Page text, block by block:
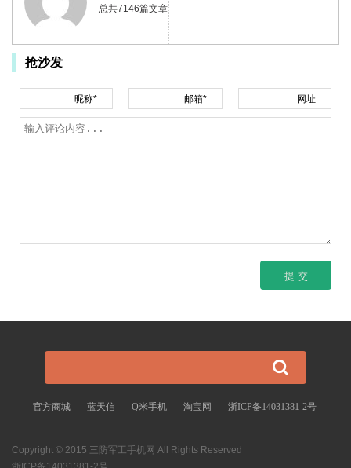
总共7146篇文章
抢沙发
昵称* 邮箱* 网址
官方商城 蓝天信 Q米手机 淘宝网 浙ICP备14031381-2号
Copyright © 2015 三防军工手机网 All Rights Reserved